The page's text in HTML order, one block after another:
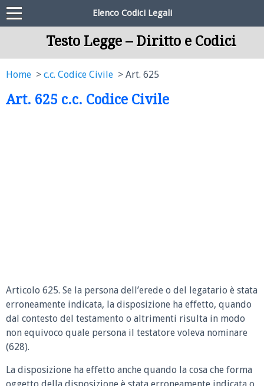
Elenco Codici Legali
Testo Legge – Diritto e Codici
Home c.c. Codice Civile Art. 625
Art. 625 c.c. Codice Civile
Articolo 625. Se la persona dell’erede o del legatario è stata
erroneamente indicata, la disposizione ha effetto, quando
dal contesto del testamento o altrimenti risulta in modo
non equivoco quale persona il testatore voleva nominare
(628).
La disposizione ha effetto anche quando la cosa che forma
oggetto della disposizione è stata erroneamente indicata o